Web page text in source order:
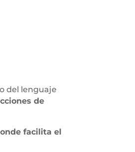
del lenguaje
de
facilita el